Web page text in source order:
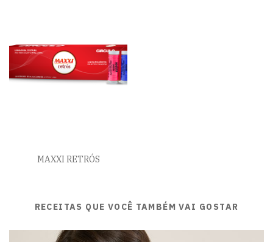
MAXXI RETRÓS
RECEITAS QUE VOCÊ TAMBÉM VAI GOSTAR